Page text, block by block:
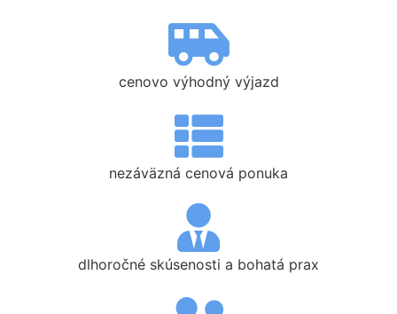
cenovo výhodný výjazd
nezáväzná cenová ponuka
dlhoročné skúsenosti a bohatá prax